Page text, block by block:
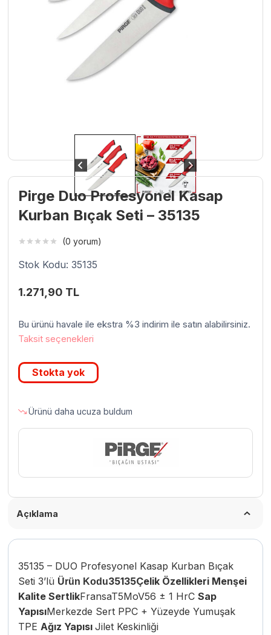
Pirge Duo Profesyonel Kasap
Kurban Bıçak Seti – 35135
(0 yorum)
Stok Kodu: 35135
1.271,90 TL
Bu ürünü havale ile ekstra %3 indirim ile satın alabilirsiniz.
Taksit seçenekleri
Stokta yok
Ürünü daha ucuza buldum
Açıklama
35135 – DUO Profesyonel Kasap Kurban Bıçak
Seti 3’lü Ürün Kodu35135Çelik Özellikleri Menşei
Kalite SertlikFransaT5MoV56 ± 1 HrC Sap
YapısıMerkezde Sert PPC + Yüzeyde Yumuşak
TPE Ağız Yapısı Jilet Keskinliği